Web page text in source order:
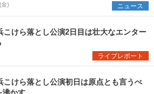
のコンセプトを再構築
) ニュース
こけら落とし公演2日目は壮大なエンター
ライブレポート
こけら落とし公演初日は原点とも言うべ